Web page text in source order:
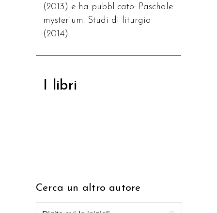
(2013) e ha pubblicato: Paschale
mysterium. Studi di liturgia
(2014).
I libri
Cerca un altro autore